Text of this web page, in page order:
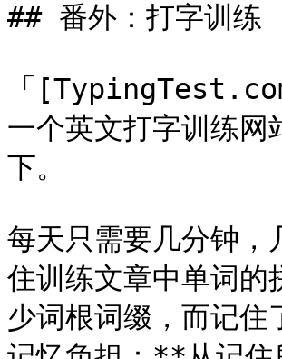
## 番外：打字训练
「
一个英文打字训练网
下。
每天只需要几分钟，
住训练文章中单词的
少词根词缀，而记住